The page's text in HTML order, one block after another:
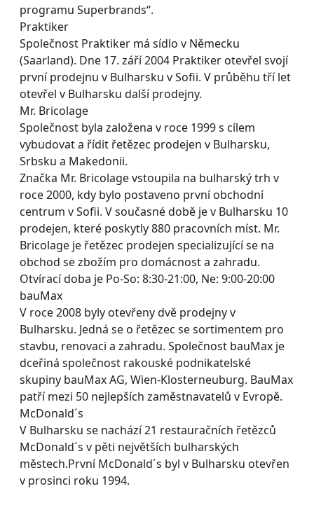
programu Superbrands“.
Praktiker
Společnost Praktiker má sídlo v Německu
(Saarland). Dne 17. září 2004 Praktiker otevřel svojí
první prodejnu v Bulharsku v Sofii. V průběhu tří let
otevřel v Bulharsku další prodejny.
Mr. Bricolage
Společnost byla založena v roce 1999 s cílem
vybudovat a řídit řetězec prodejen v Bulharsku,
Srbsku a Makedonii.
Značka Mr. Bricolage vstoupila na bulharský trh v
roce 2000, kdy bylo postaveno první obchodní
centrum v Sofii. V současné době je v Bulharsku 10
prodejen, které poskytly 880 pracovních míst. Mr.
Bricolage je řetězec prodejen specializující se na
obchod se zbožím pro domácnost a zahradu.
Otvírací doba je Po-So: 8:30-21:00, Ne: 9:00-20:00
bauMax
V roce 2008 byly otevřeny dvě prodejny v
Bulharsku. Jedná se o řetězec se sortimentem pro
stavbu, renovaci a zahradu. Společnost bauMax je
dceřiná společnost rakouské podnikatelské
skupiny bauMax AG, Wien-Klosterneuburg. BauMax
patří mezi 50 nejlepších zaměstnavatelů v Evropě.
McDonald´s
V Bulharsku se nachází 21 restauračních řetězců
McDonald´s v pěti největších bulharských
městech.První McDonald´s byl v Bulharsku otevřen
v prosinci roku 1994.